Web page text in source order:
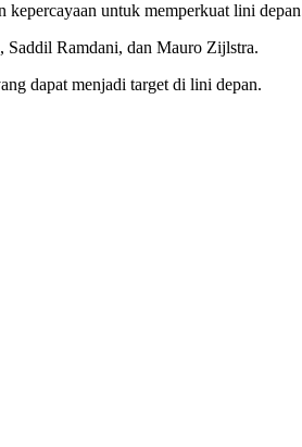
kepercayaan untuk memperkuat lini
Saddil Ramdani, dan Mauro Zijlstra.
dapat menjadi target di lini depan.